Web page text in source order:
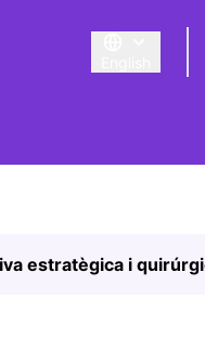
Triar la llengua
estratègica i